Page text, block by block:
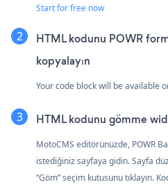
Start for free now
HTML kodunu POWR
kopyalayın
Your code block will be available
HTML kodunu gömme
MotoCMS editörünüzde, POWR
istediğiniz sayfaya gidin. Sayfa
“Göm” seçim kutusunu tıklayın.